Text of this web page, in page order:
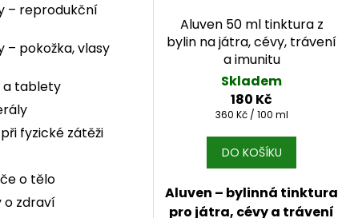
– reprodukční
– pokožka, vlasy
a tablety
fyzické zátěži
o tělo
o zdraví
Aluven 50 ml tinktura z
bylin na játra, cévy, trávení
a imunitu
Skladem
180 Kč
Měrná cena:
360 Kč / 100 ml
DO KOŠÍKU
Aluven – bylinná tinktura
pro játra, cévy a trávení